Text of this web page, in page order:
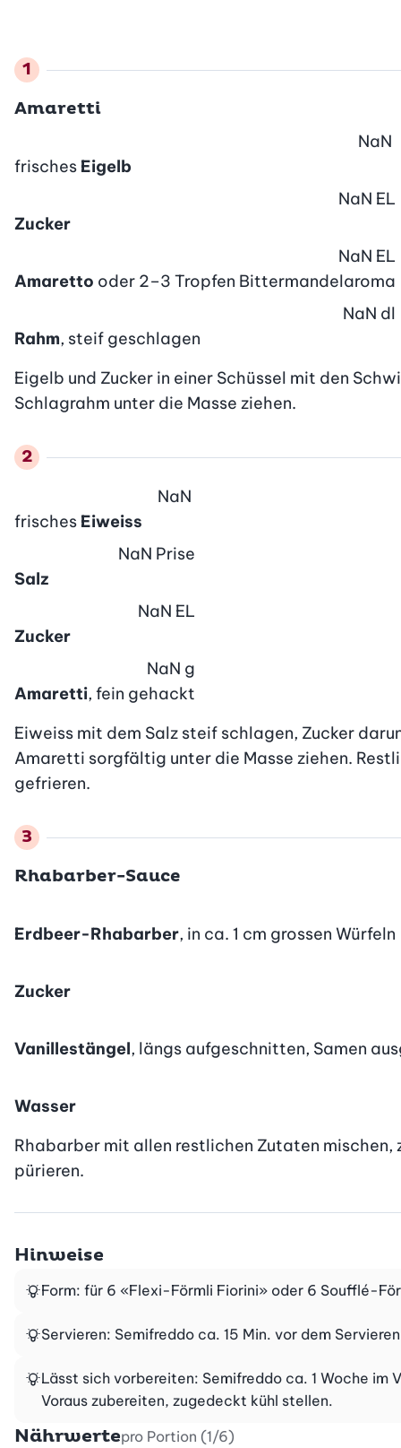
Amaretti
frisches Eigelb
NaN
Zucker
NaN EL
Amaretto oder 2–3 Tropfen Bittermandelaroma
NaN EL
Rahm, steif geschlagen
NaN dl
Eigelb und Zucker in einer Schüssel mit den
Schlagrahm unter die Masse ziehen.
frisches Eiweiss
NaN
Salz
NaN Prise
Zucker
NaN EL
Amaretti, fein gehackt
NaN g
Eiweiss mit dem Salz steif schlagen, Zucker
Amaretti sorgfältig unter die Masse ziehen.
gefrieren.
Rhabarber-Sauce
Erdbeer-Rhabarber, in ca. 1 cm grossen Würfeln
Zucker
Vanillestängel, längs aufgeschnitten, Samen
Wasser
Rhabarber mit allen restlichen Zutaten
pürieren.
Hinweise
Form: für 6 «Flexi-Förmli Fiorini» oder 6 Soufflé-
Servieren: Semifreddo ca. 15 Min. vor dem
Lässt sich vorbereiten: Semifreddo ca. 1 Woche im
Voraus zubereiten, zugedeckt kühl stellen.
Nährwertepro Portion (1/6)